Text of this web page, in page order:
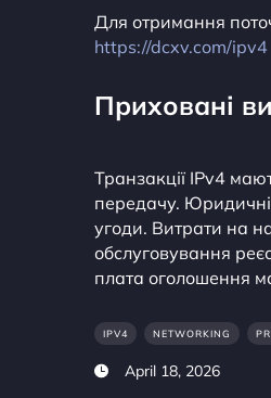
Для отримання
https://dcxv.com/ipv4
Приховані
Транзакції IPv4
передачу. Юридичні
угоди. Витрати на
обслуговування
плата оголошення
IPV4 NETWORKING
April 18, 2026